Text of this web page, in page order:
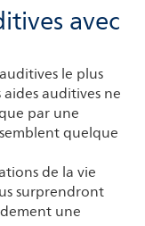
avec
le plus
auditives ne
par une
quelque
de la vie
surprendront
une